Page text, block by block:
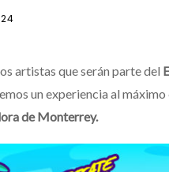
artistas que serán parte del
un experiencia al
de Monterrey.